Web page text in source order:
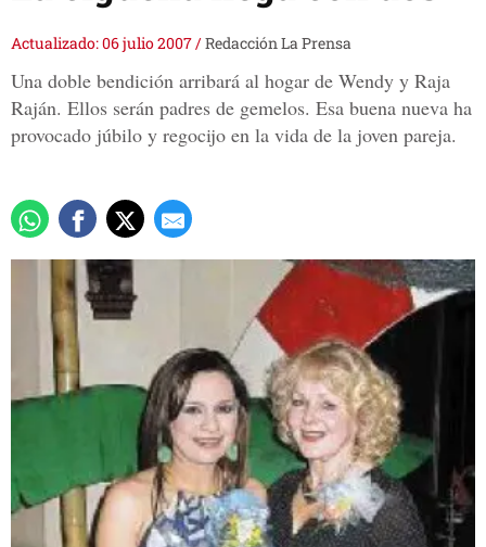
Actualizado: 06 julio 2007/Redacción La Prensa
Una doble bendición arribará al hogar de Wendy y Raja
Raján. Ellos serán padres de gemelos. Esa buena nueva ha
provocado júbilo y regocijo en la vida de la joven pareja.